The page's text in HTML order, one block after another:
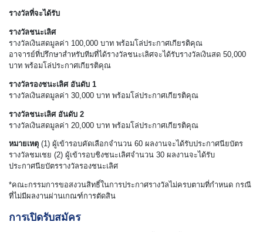
รางวัลที่จะได้รับ
รางวัลชนะเลิศ
รางวัลเงินสดมูลค่า 100,000 บาท พร้อมโล่ประกาศเกียรติคุณ
อาจารย์ที่ปรึกษาสำหรับทีมที่ได้รางวัลชนะเลิศจะได้รับรางวัลเงินสด 50,000
บาท พร้อมโล่ประกาศเกียรติคุณ
รางวัลรองชนะเลิศ อันดับ 1
รางวัลเงินสดมูลค่า 30,000 บาท พร้อมโล่ประกาศเกียรติคุณ
รางวัลชนะเลิศ อันดับ 2
รางวัลเงินสดมูลค่า 20,000 บาท พร้อมโล่ประกาศเกียรติคุณ
หมายเหตุ (1) ผู้เข้ารอบคัดเลือกจำนวน 60 ผลงานจะได้รับประกาศนียบัตร
รางวัลชมเชย (2) ผู้เข้ารอบชิงชนะเลิศจำนวน 30 ผลงานจะได้รับ
ประกาศนียบัตรรางวัลรองชนะเลิศ
*คณะกรรมการขอสงวนสิทธิ์ในการประกาศรางวัลไม่ครบตามที่กำหนด กรณี
ที่ไม่มีผลงานผ่านเกณฑ์การตัดสิน
การเปิดรับสมัคร